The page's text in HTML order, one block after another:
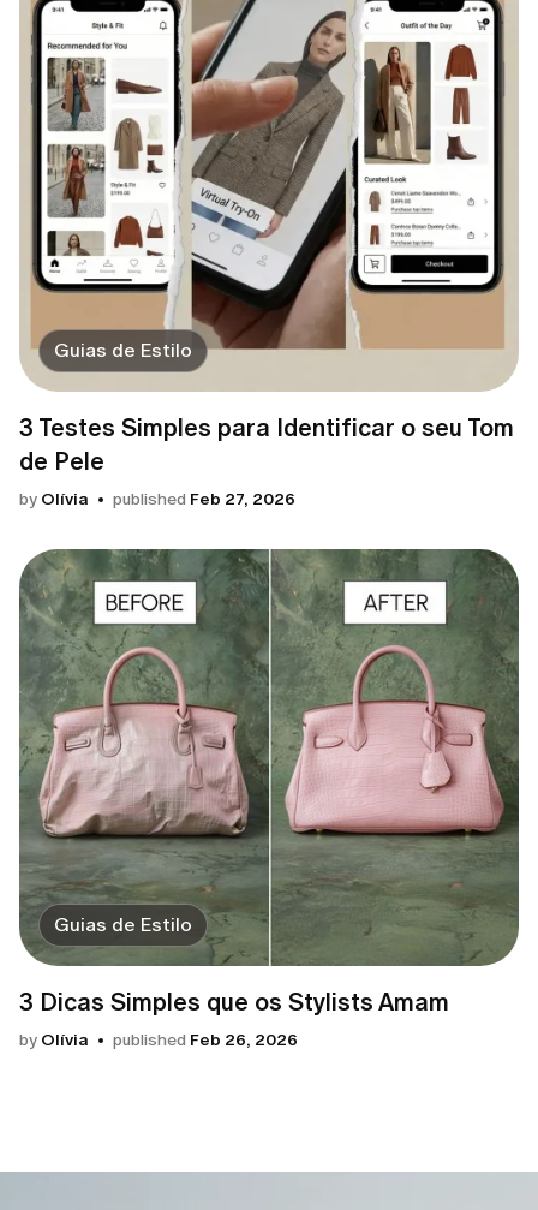
Guias de Estilo
3 Testes Simples para Identificar o seu Tom
de Pele
by Olívia published Feb 27, 2026
Guias de Estilo
3 Dicas Simples que os Stylists Amam
by Olívia published Feb 26, 2026